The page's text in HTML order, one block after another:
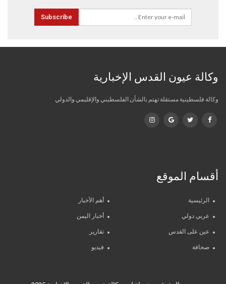
Subscribe
وكالة عيون القدس الإخبارية
وكالة فلسطينية مستقلة تهتم بالشأن الفلسطيني والإقليمي والدولي
أقسام الموقع
الرئيسية أهم الأخبار
عربي دولي أخبار اليمن
عين على القدس تقارير
صحافة فيديو